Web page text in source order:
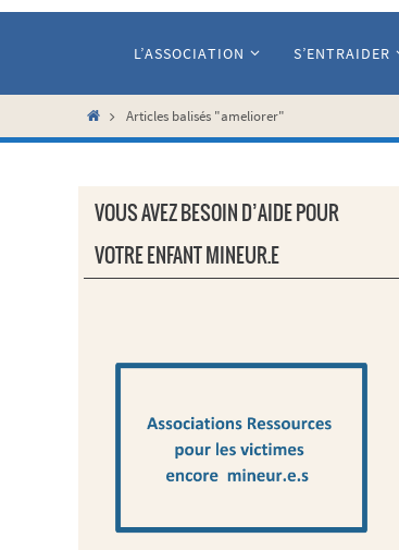
L’ASSOCIATION S’ENTRAIDER
HomeArticles balisés "ameliorer"
VOUS AVEZ BESOIN D’AIDE POUR
VOTRE ENFANT MINEUR.E